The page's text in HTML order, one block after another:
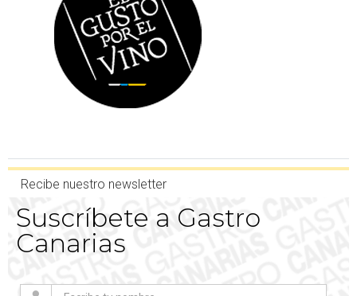
Recibe nuestro newsletter
Suscríbete a Gastro
Canarias